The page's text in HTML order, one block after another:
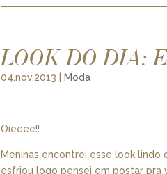
LOOK DO DIA:
04.nov.2013 Moda
Oieeee!!
Meninas encontrei esse look
esfriou logo pensei em postar pra